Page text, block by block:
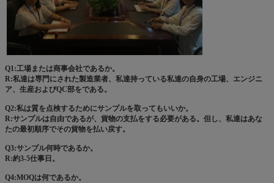
Q1:工場または商事会社であるか。
R:私達は専門にされた製造業者、私達持っている私達の自身の工場、エンジニ
ア、生産およびQC部をである。
Q2:私は質を点検するためにサンプルを取ってもいいか。
R:サンプルは自由であるが、貨物の支払をする必要がある。但し、私達はあな
たの最初順序でその貨物を払い戻す。
Q3:サンプル何時であるか。
R:約3-5仕事日。
Q4:MOQは何であるか。